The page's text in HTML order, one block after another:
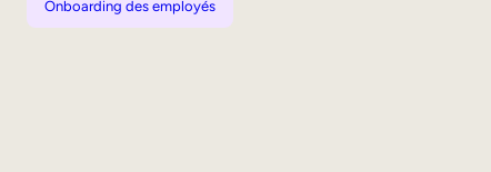
Onboarding des employés